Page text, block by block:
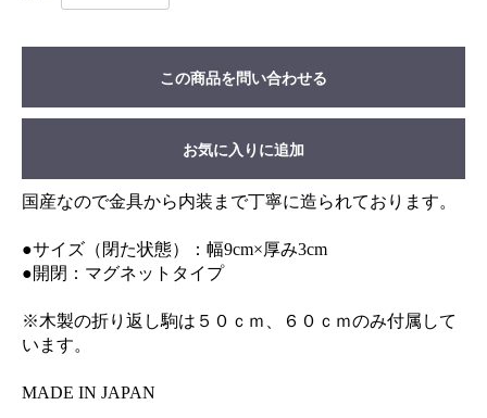
この商品を問い合わせる
お気に入りに追加
国産なので金具から内装まで丁寧に造られております。
●サイズ（閉た状態）：幅9cm×厚み3cm
●開閉：マグネットタイプ
※木製の折り返し駒は５０ｃｍ、６０ｃｍのみ付属して
います。
MADE IN JAPAN